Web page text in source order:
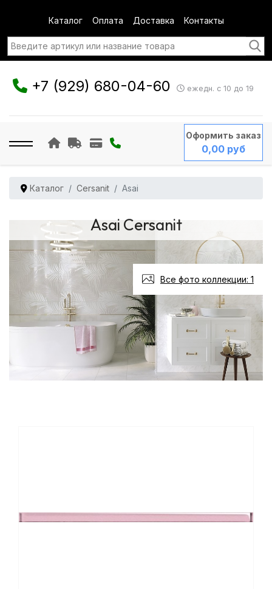
Каталог Оплата Доставка Контакты
+7 (929) 680-04-60 ежедн. с 10 до 19
Оформить заказ
0,00 руб
Каталог Cersanit Asai
Asai Cersanit
Все фото коллекции: 1